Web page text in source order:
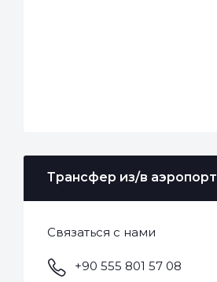
Трансфер из/в аэропорт
Связаться с нами
+90 555 801 57 08